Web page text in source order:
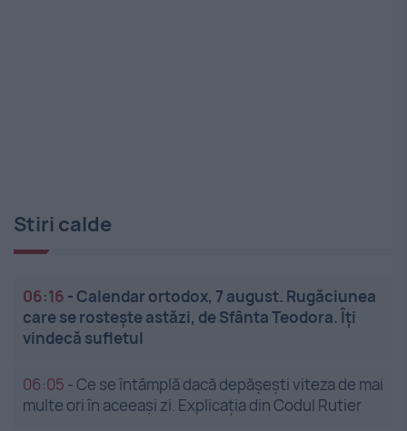
Stiri calde
06:16 -Calendar ortodox, 7 august. Rugăciunea
care se rostește astăzi, de Sfânta Teodora. Îți
vindecă sufletul
06:05 -Ce se întâmplă dacă depășești viteza de mai
multe ori în aceeași zi. Explicația din Codul Rutier